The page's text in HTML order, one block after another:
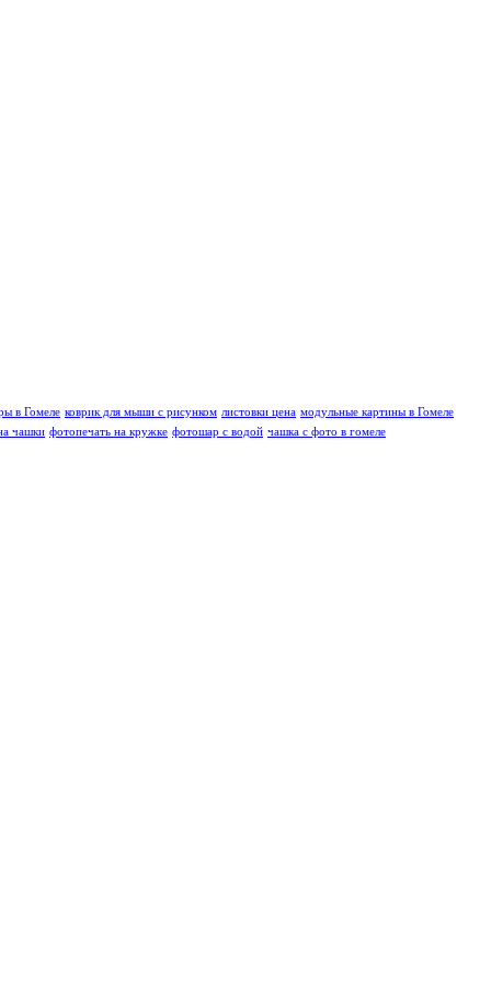
в Гомеле коврик для мыши с рисунком листовки цена модульные картины в Гомеле
чашки фотопечать на кружке фотошар с водой чашка с фото в гомеле